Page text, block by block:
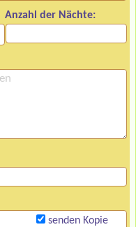
Anzahl der Nächte:
senden Kopie